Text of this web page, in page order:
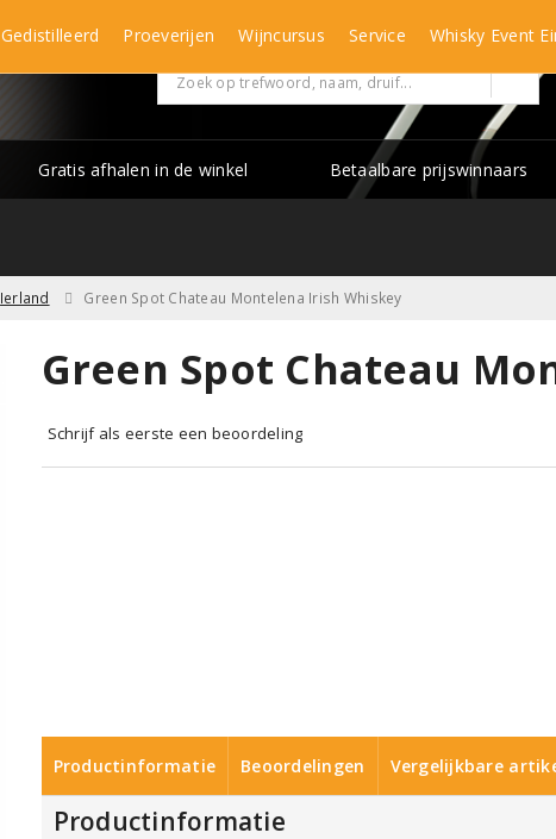
Gratis afhalen in de winkel Betaalbare prijswinnaars
Gedistilleerd Proeverijen Wijncursus Service Whisky Event
Ierland Green Spot Chateau Montelena Irish Whiskey
Green Spot Chateau
Schrijf als eerste een beoordeling
Productinformatie Beoordelingen Vergelijkbare
Productinformatie